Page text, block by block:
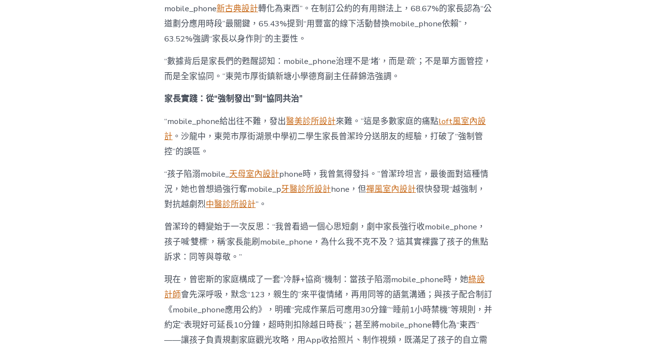
mobile_phone新古典設計轉化為東西”。在制訂公約的有用辦法上，68.67%的家長認為“公
道劃分應用時段”最關鍵，65.43%提到“用豐富的線下活動替換mobile_phone依賴”，
63.52%強調“家長以身作則”的主要性。
“數據背后是家長們的甦醒認知：mobile_phone治理不是‘堵’，而是‘疏’；不是單方面管控，
而是全家協同。”東莞市厚街鎮新塘小學德育副主任薛錦浩強調。
家長實踐：從“強制發出”到“協同共治”
“mobile_phone給出往不難，發出醫美診所設計來難。”這是多數家庭的痛點loft風室內設
計 。沙龍中，東莞市厚街湖景中學初二學生家長曾潔玲分送朋友的經驗，打破了“強制管
控”的誤區。
“孩子陷溺mobile_天母室內設計phone時，我曾氣得發抖。”曾潔玲坦言，最後面對這種情
況，她也曾想過強行奪mobile_p牙醫診所設計hone，但禪風室內設計很快發現“越強制，
對抗越劇烈中醫診所設計”。
曾潔玲的轉變始于一次反思：“我曾看過一個心思短劇，劇中家長強行收mobile_phone，
孩子喊‘雙標’，稱‘家長能刷mobile_phone，為什么我不克不及？’這其實裸露了孩子的焦點
訴求：同等與尊敬。”
現在，曾密斯的家庭構成了一套“冷靜+協商”機制：當孩子陷溺mobile_phone時，她綠設
計師會先深呼吸，默念“123，親生的”來平復情緒，再用同等的語氣溝通；與孩子配合制訂
《mobile_phone應用公約》，明確“完成作業后可應用30分鐘”“睡前1小時禁機”等規則，并
約定“表現好可延長10分鐘，超時則扣除越日時長”；甚至將mobile_phone轉化為“東西”
——讓孩子負責規劃家庭觀光攻略，用App收拾照片、制作視頻，既滿足了孩子的自立需